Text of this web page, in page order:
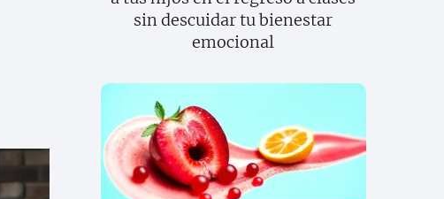
sin descuidar tu bienestar
emocional